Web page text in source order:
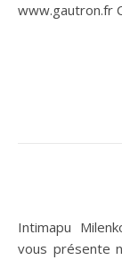
www.gautron.fr
Intimapu Milenko — www.intimapumilenko.com Intimapu
vous présente